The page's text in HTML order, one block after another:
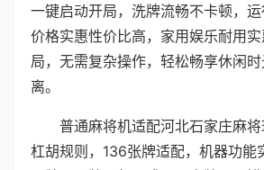
一键启动开局，洗牌流畅不卡顿，运
价格实惠性价比高，家用娱乐耐用
局，无需复杂操作，轻松畅享休闲
离。
普通麻将机适配河北石家庄麻
杠胡规则，136张牌适配，机器功能